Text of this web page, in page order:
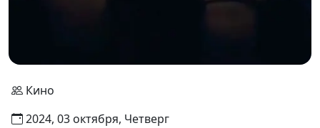
Кино
2024, 03 октября, Четверг